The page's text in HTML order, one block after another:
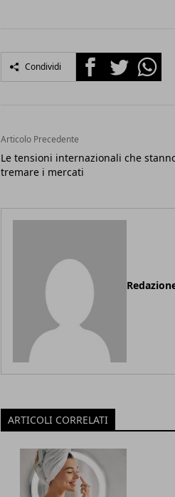
Condividi FacebookTwitter
Articolo Precedente
Le tensioni internazionali che
tremare i mercati
ARTICOLI CORRELATI